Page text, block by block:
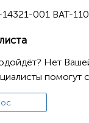
14321-001 BAT-
Нет
помогут